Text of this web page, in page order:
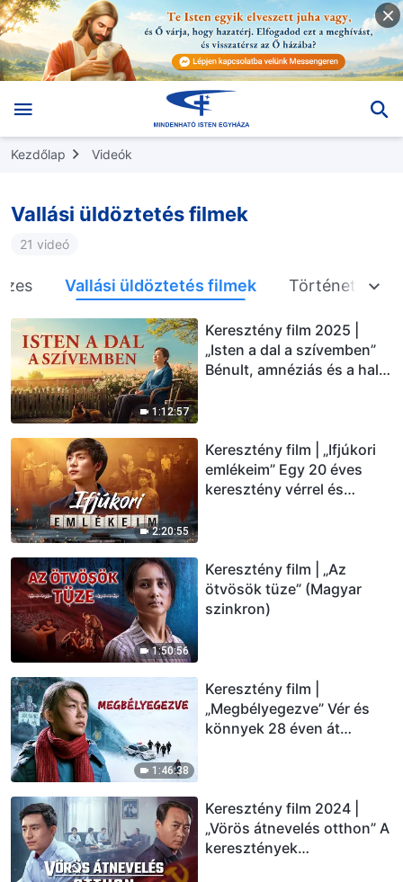
Kezdőlap Videók
Vallási üldöztetés filmek
21 videó
Vallási üldöztetés filmek Történetek a
1:12:57
Keresztény film 2025 |
„Isten a dal a szívemben”
Bénult, amnéziás és a halál
2:20:55
Keresztény film | „Ifjúkori
emlékeim” Egy 20 éves
keresztény vérrel és
1:50:56
Keresztény film | „Az
ötvösök tüze” (Magyar
szinkron)
1:46:38
Keresztény film |
„Megbélyegezve” Vér és
könnyek 28 éven át
Keresztény film 2024 |
„Vörös átnevelés otthon” A
keresztények